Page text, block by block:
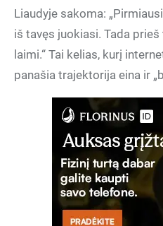
Liaudyje sakoma:
iš tavęs juokiasi. Tada
laimi.“ Tai kelias, kurį
panašia trajektorija eina ir